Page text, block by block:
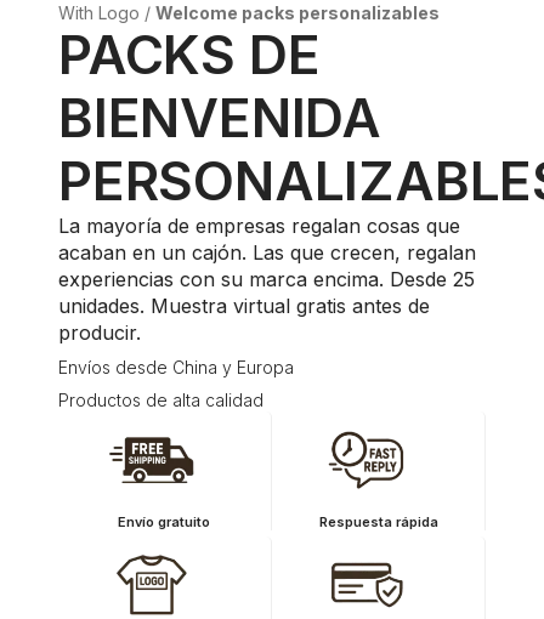
With Logo / Welcome packs personalizables
PACKS DE
BIENVENIDA
La mayoría de empresas regalan cosas que
acaban en un cajón. Las que crecen, regalan
experiencias con su marca encima. Desde 25
unidades. Muestra virtual gratis antes de
producir.
Envíos desde China y Europa
Productos de alta calidad
Envío gratuito Respuesta rápida